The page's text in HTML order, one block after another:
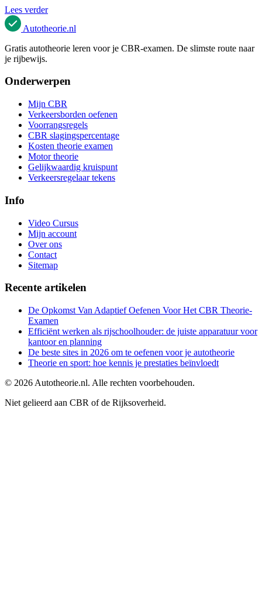
Lees verder
Autotheorie.nl
Gratis autotheorie leren voor je CBR-examen. De slimste route naar
je rijbewijs.
Onderwerpen
Mijn CBR
Verkeersborden oefenen
Voorrangsregels
CBR slagingspercentage
Kosten theorie examen
Motor theorie
Gelijkwaardig kruispunt
Verkeersregelaar tekens
Info
Video Cursus
Mijn account
Over ons
Contact
Sitemap
Recente artikelen
De Opkomst Van Adaptief Oefenen Voor Het CBR Theorie-
Examen
Efficiënt werken als rijschoolhouder: de juiste apparatuur voor
kantoor en planning
De beste sites in 2026 om te oefenen voor je autotheorie
Theorie en sport: hoe kennis je prestaties beïnvloedt
© 2026 Autotheorie.nl. Alle rechten voorbehouden.
Niet gelieerd aan CBR of de Rijksoverheid.